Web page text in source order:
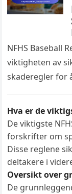
NFHS Baseball
viktigheten av
skaderegler for
Hva er de
De viktigste
forskrifter om
Disse reglene
deltakere i
Oversikt over
De